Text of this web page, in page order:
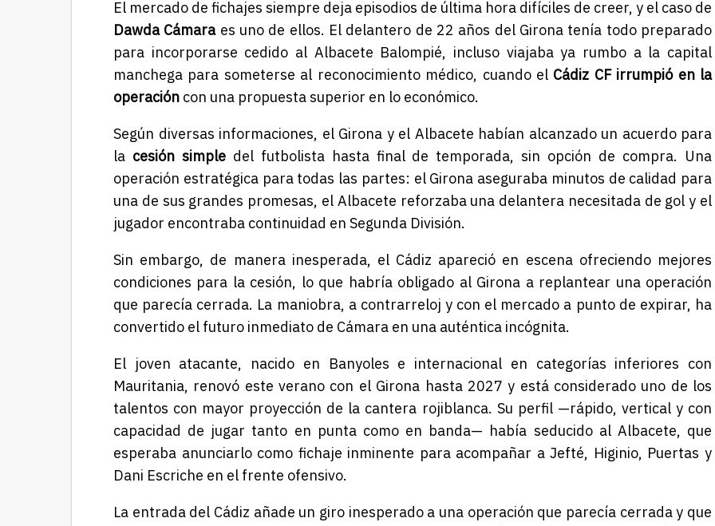
El mercado de fichajes siempre deja episodios de última hora difíciles de creer, y el caso de
Dawda Cámaraes uno de ellos. El delantero de 22 años del Girona tenía todo preparado
para incorporarse cedido al Albacete Balompié, incluso viajaba ya rumbo a la capital
manchega para someterse al reconocimiento médico, cuando el Cádiz CF irrumpió en la
operación con una propuesta superior en lo económico.
Según diversas informaciones, el Girona y el Albacete habían alcanzado un acuerdo para
la cesión simpledel futbolista hasta final de temporada, sin opción de compra. Una
operación estratégica para todas las partes: el Girona aseguraba minutos de calidad para
una de sus grandes promesas, el Albacete reforzaba una delantera necesitada de gol y el
jugador encontraba continuidad en Segunda División.
Sin embargo, de manera inesperada, el Cádiz apareció en escena ofreciendo mejores
condiciones para la cesión, lo que habría obligado al Girona a replantear una operación
que parecía cerrada. La maniobra, a contrarreloj y con el mercado a punto de expirar, ha
convertido el futuro inmediato de Cámara en una auténtica incógnita.
El joven atacante, nacido en Banyoles e internacional en categorías inferiores con
Mauritania, renovó este verano con el Girona hasta 2027 y está considerado uno de los
talentos con mayor proyección de la cantera rojiblanca. Su perfil —rápido, vertical y con
capacidad de jugar tanto en punta como en banda— había seducido al Albacete, que
esperaba anunciarlo como fichaje inminente para acompañar a Jefté, Higinio, Puertas y
Dani Escriche en el frente ofensivo.
La entrada del Cádiz añade un giro inesperado a una operación que parecía cerrada y que